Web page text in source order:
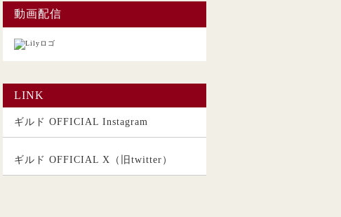
動画配信
LINK
ギルド OFFICIAL Instagram
ギルド OFFICIAL X（旧twitter）